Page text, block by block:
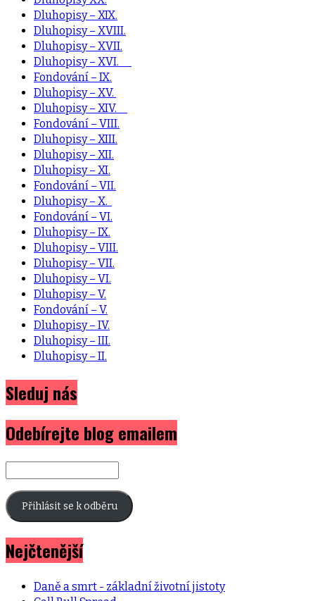
Dluhopisy – XIX.
Dluhopisy – XVIII.
Dluhopisy – XVII.
Dluhopisy – XVI.
Fondování – IX.
Dluhopisy – XV.
Dluhopisy – XIV.
Fondování – VIII.
Dluhopisy – XIII.
Dluhopisy – XII.
Dluhopisy – XI.
Fondování – VII.
Dluhopisy – X.
Fondování – VI.
Dluhopisy – IX.
Dluhopisy – VIII.
Dluhopisy – VII.
Dluhopisy – VI.
Dluhopisy – V.
Fondování – V.
Dluhopisy – IV.
Dluhopisy – III.
Dluhopisy – II.
Sleduj nás
Odebírejte blog emailem
mailová
adresa
Přihlásit se k odběru
Nejčtenější
Daně a smrt - základní životní jistoty